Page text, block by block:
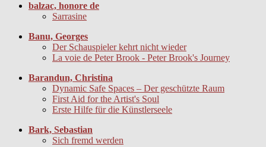
balzac, honore de
Sarrasine
Banu, Georges
Der Schauspieler kehrt nicht wieder
La voie de Peter Brook - Peter Brook's Journey
Barandun, Christina
Dynamic Safe Spaces – Der geschützte Raum
First Aid for the Artist's Soul
Erste Hilfe für die Künstlerseele
Bark, Sebastian
Sich fremd werden